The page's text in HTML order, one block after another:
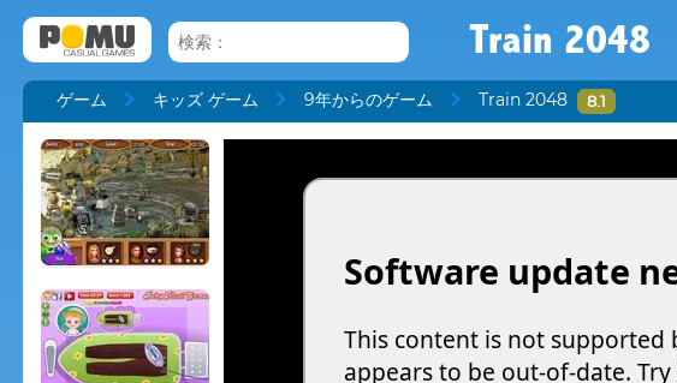
Train 2048
ゲーム キッズ ゲーム 9年からのゲーム Train 2048 8.1